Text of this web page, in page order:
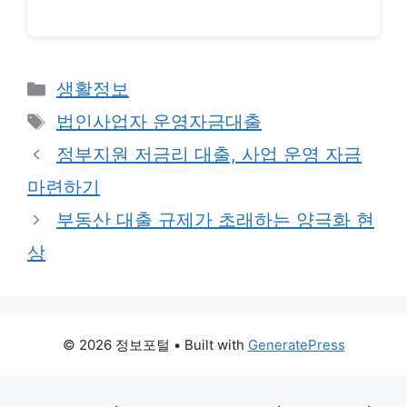
Categories
생활정보
Tags
법인사업자 운영자금대출
정부지원 저금리 대출, 사업 운영 자금
마련하기
부동산 대출 규제가 초래하는 양극화 현
상
© 2026 정보포털 • Built with GeneratePress